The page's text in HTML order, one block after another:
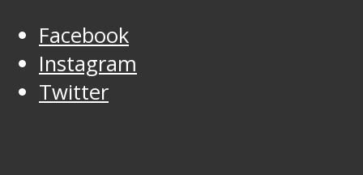
Facebook
Instagram
Twitter